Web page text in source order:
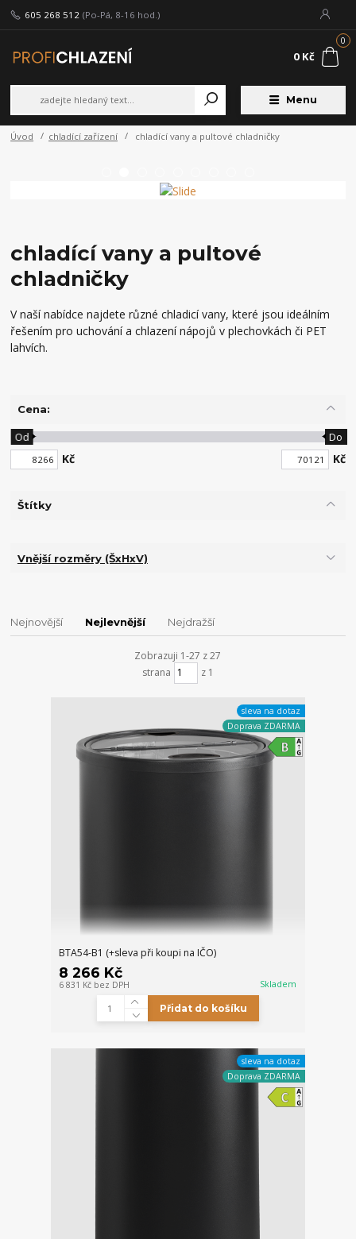
Menu
605 268 512 (Po-Pá, 8-16 hod.)
0
0 Kč
Úvod chladící zařízení chladící vany a pultové chladničky
chladící vany a pultové
chladničky
V naší nabídce najdete různé chladicí vany, které jsou ideálním
řešením pro uchování a chlazení nápojů v plechovkách či PET
lahvích.
Cena:
Kč
Od Do
Kč
Štítky
Vnější rozměry (ŠxHxV)
Nejnovější Nejlevnější Nejdražší
Zobrazuji 1-27 z 27
strana
z 1
sleva na dotaz
Doprava ZDARMA
BTA54-B1 (+sleva při koupi na IČO)
8 266 Kč
6 831 Kč bez DPH Skladem
Přidat do košíku
sleva na dotaz
Doprava ZDARMA